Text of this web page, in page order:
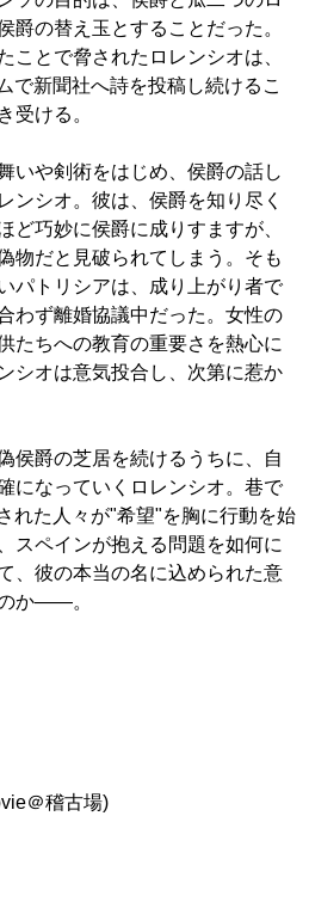
爵の替え玉とすることだった。
ことで脅されたロレンシオは、
で新聞社へ詩を投稿し続けるこ
受ける。
いや剣術をはじめ、侯爵の話し
ンシオ。彼は、侯爵を知り尽く
ど巧妙に侯爵に成りすますが、
物だと見破られてしまう。そも
パトリシアは、成り上がり者で
わず離婚協議中だった。女性の
たちへの教育の重要さを熱心に
シオは意気投合し、次第に惹か
侯爵の芝居を続けるうちに、自
になっていくロレンシオ。巷で
れた人々が"希望"を胸に行動を始
スペインが抱える問題を如何に
、彼の本当の名に込められた意
か――。
＠稽古場)